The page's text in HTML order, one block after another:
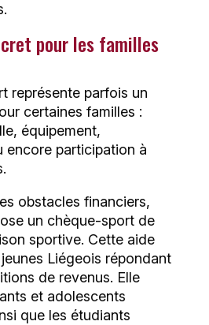
pour les familles
représente parfois un
certaines familles :
équipement,
encore participation à
obstacles financiers,
un chèque-sport de
sportive. Cette aide
Liégeois répondant
de revenus. Elle
et adolescents
que les étudiants